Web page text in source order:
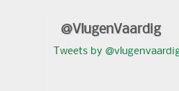
@VlugenVaardig
Tweets by